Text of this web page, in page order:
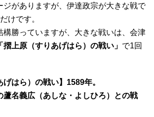
ジがありますが、伊達政宗が大きな戦で
けです。
構勝っていますが、大きな戦いは、会津
「摺上原（すりあげはら）の戦い」 で1回
げはら）の戦い】1589年。
蘆名義広（あしな・よしひろ）との戦